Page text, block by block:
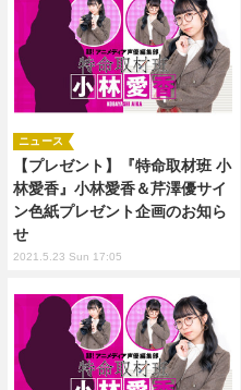
【プレゼント】『特命取材班 小
林愛香』小林愛香＆芹澤優サイ
ン色紙プレゼント企画のお知ら
せ
ニュース
2021.5.23 Sun 17:05